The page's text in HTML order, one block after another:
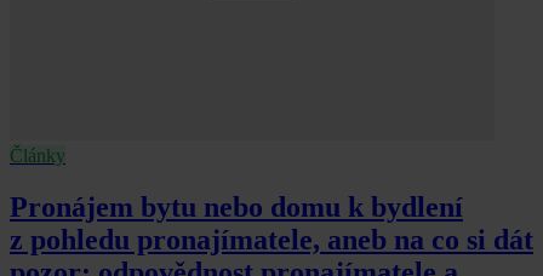
Články
Pronájem bytu nebo domu k bydlení
z pohledu pronajímatele, aneb na co si dát